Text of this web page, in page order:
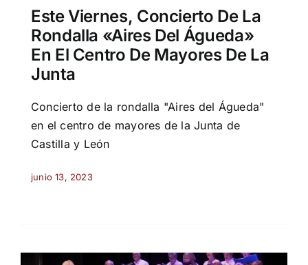
Este Viernes, Concierto De La
Rondalla «Aires Del Águeda»
En El Centro De Mayores De La
Junta
Concierto de la rondalla "Aires del Águeda"
en el centro de mayores de la Junta de
Castilla y León
junio 13, 2023